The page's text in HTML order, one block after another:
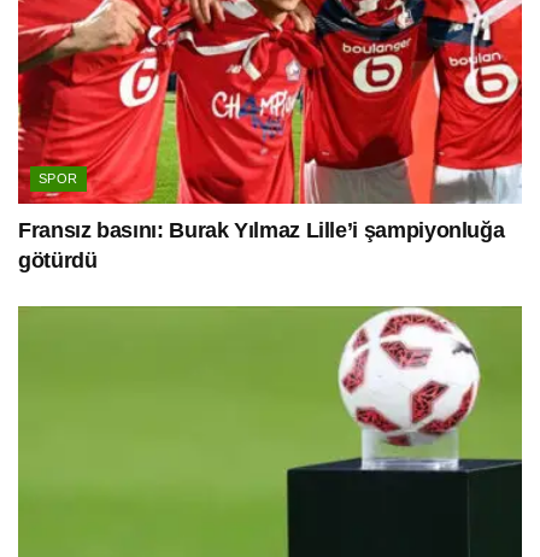
SPOR
Fransız basını: Burak Yılmaz Lille’i şampiyonluğa
götürdü